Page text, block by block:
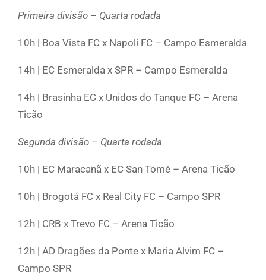
Primeira divisão – Quarta rodada
10h | Boa Vista FC x Napoli FC – Campo Esmeralda
14h | EC Esmeralda x SPR – Campo Esmeralda
14h | Brasinha EC x Unidos do Tanque FC – Arena
Ticão
Segunda divisão – Quarta rodada
10h | EC Maracanã x EC San Tomé – Arena Ticão
10h | Brogotá FC x Real City FC – Campo SPR
12h | CRB x Trevo FC – Arena Ticão
12h | AD Dragões da Ponte x Maria Alvim FC –
Campo SPR